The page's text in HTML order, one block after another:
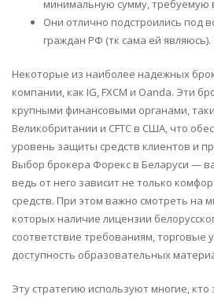
минимальную сумму,
Они отлично подстроились под
граждан РФ (тк сама ей являюсь).
Некоторые из наиболее надежных
компании, как IG, FXCM и Oanda. Эти
крупными финансовыми органами,
Великобритании и CFTC в США, что
уровень защиты средств клиентов и
Выбор брокера Форекс в Беларуси —
ведь от него зависит не только
средств. При этом важно смотреть на
которых наличие лицензии
соответствие требованиям, торговые
доступность образовательных
Эту стратегию используют многие,